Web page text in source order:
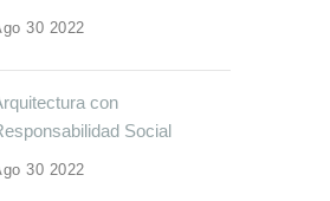
30 2022
con
Social
30 2022